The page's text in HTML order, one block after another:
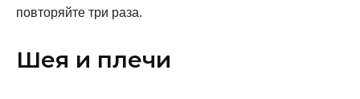
повторяйте три раза.
Шея и плечи